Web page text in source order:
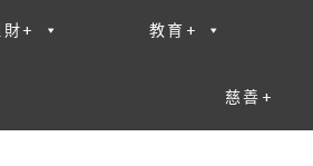
財+ 教育+
慈善+